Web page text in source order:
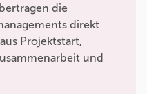
die
direkt
Projektstart,
und